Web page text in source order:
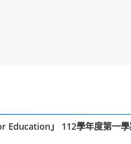
Education」 112學年度第一